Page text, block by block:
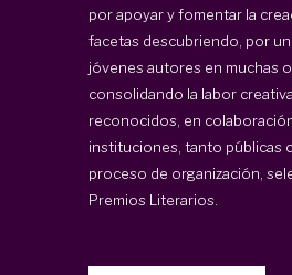
por apoyar y fomentar la
facetas descubriendo, por
jóvenes autores en muchas
consolidando la labor
reconocidos, en
instituciones, tanto públicas
proceso de organización,
Premios Literarios.